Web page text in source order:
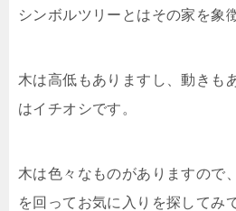
シンボルツリーとはその家を象
木は高低もありますし、動きも
はイチオシです。
木は色々なものがありますので
を回ってお気に入りを探してみ